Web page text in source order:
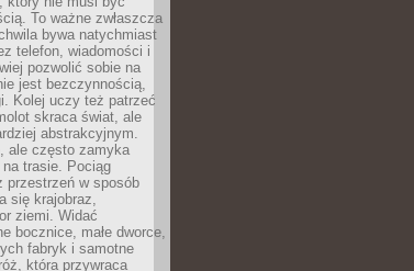
To ważne zwłaszcza
bywa natychmiast
telefon, wiadomości i
pozwolić sobie na
jest bezczynnością,
Kolej uczy też patrzeć
skraca świat, ale
abstrakcyjnym.
ale często zamyka
na trasie. Pociąg
przestrzeń w sposób
się krajobraz,
ziemi. Widać
bocznice, małe dworce,
fabryk i samotne
która przywraca